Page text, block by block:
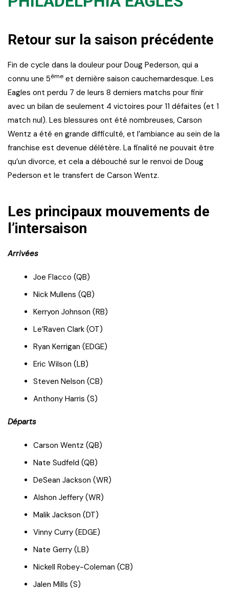
Retour sur la saison précédente
Fin de cycle dans la douleur pour Doug Pederson, qui a
connu une 5ème et dernière saison cauchemardesque. Les
Eagles ont perdu 7 de leurs 8 derniers matchs pour finir
avec un bilan de seulement 4 victoires pour 11 défaites (et 1
match nul). Les blessures ont été nombreuses, Carson
Wentz a été en grande difficulté, et l’ambiance au sein de la
franchise est devenue délétère. La finalité ne pouvait être
qu’un divorce, et cela a débouché sur le renvoi de Doug
Pederson et le transfert de Carson Wentz.
Les principaux mouvements de
l’intersaison
Arrivées
Joe Flacco (QB)
Nick Mullens (QB)
Kerryon Johnson (RB)
Le’Raven Clark (OT)
Ryan Kerrigan (EDGE)
Eric Wilson (LB)
Steven Nelson (CB)
Anthony Harris (S)
Départs
Carson Wentz (QB)
Nate Sudfeld (QB)
DeSean Jackson (WR)
Alshon Jeffery (WR)
Malik Jackson (DT)
Vinny Curry (EDGE)
Nate Gerry (LB)
Nickell Robey-Coleman (CB)
Jalen Mills (S)